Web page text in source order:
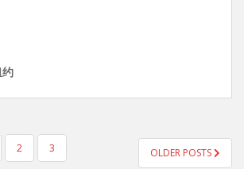
约
2 3 OLDER POSTS